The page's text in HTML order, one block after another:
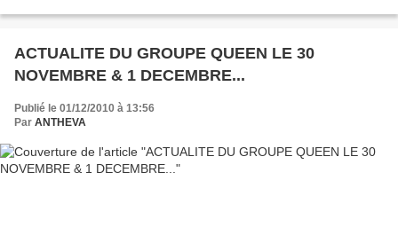
ACTUALITE DU GROUPE QUEEN LE 30
NOVEMBRE & 1 DECEMBRE...
Publié le 01/12/2010 à 13:56
Par ANTHEVA